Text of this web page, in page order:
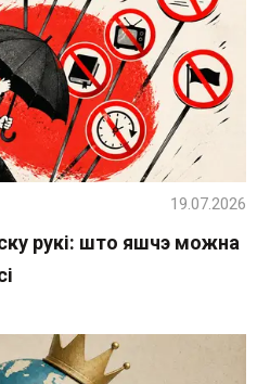
рукі: што яшчэ можна
19.07.2026